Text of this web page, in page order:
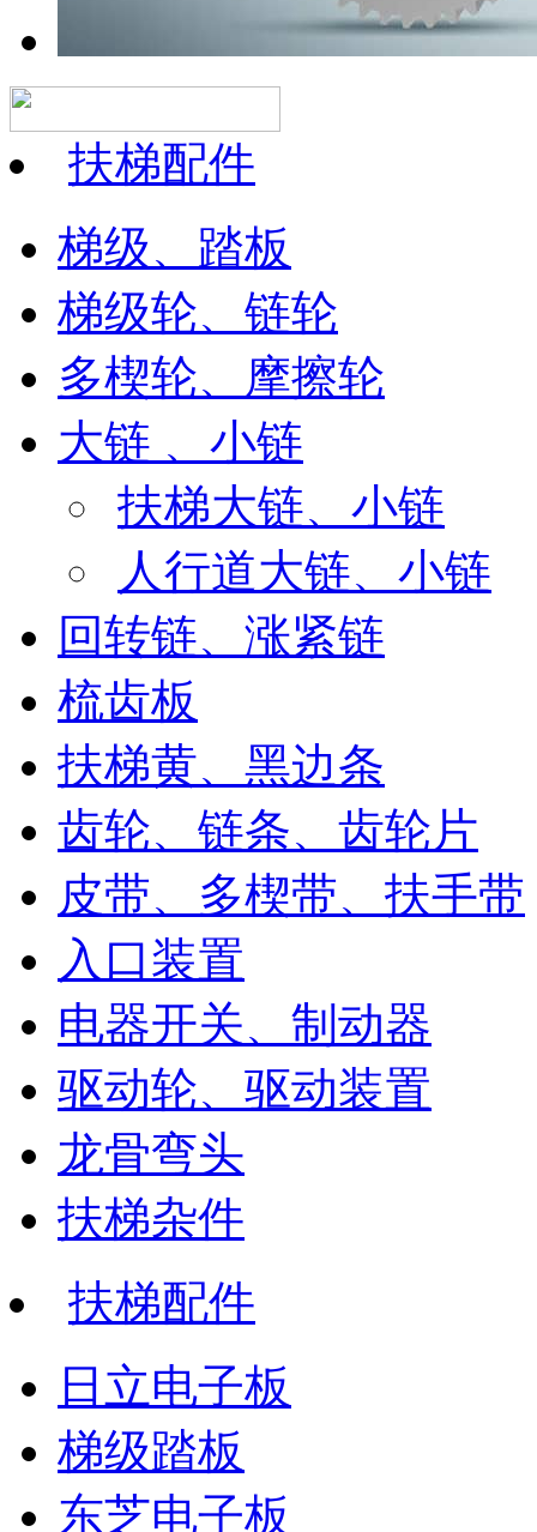
扶梯配件
梯级、踏板
梯级轮、链轮
多楔轮、摩擦轮
大链 、小链
扶梯大链、小链
人行道大链、小链
回转链、涨紧链
梳齿板
扶梯黄、黑边条
齿轮、链条、齿轮片
皮带、多楔带、扶手带
入口装置
电器开关、制动器
驱动轮、驱动装置
龙骨弯头
扶梯杂件
扶梯配件
日立电子板
梯级踏板
东芝电子板